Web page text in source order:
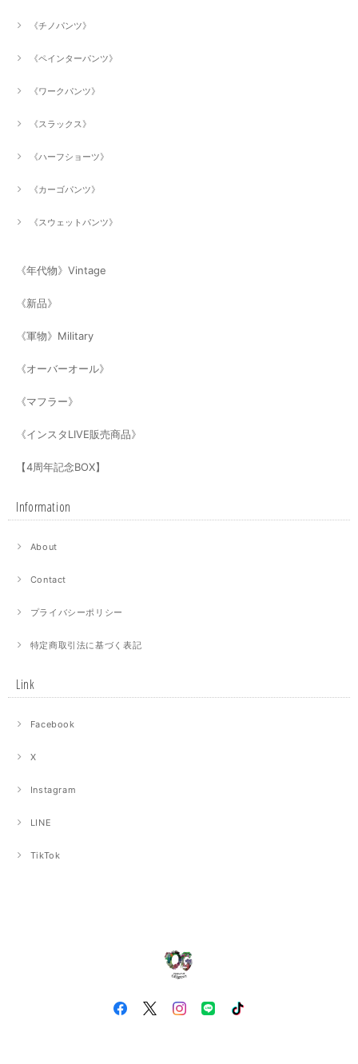
《チノパンツ》
《ペインターパンツ》
《ワークパンツ》
《スラックス》
《ハーフショーツ》
《カーゴパンツ》
《スウェットパンツ》
《年代物》Vintage
《新品》
《軍物》Military
《オーバーオール》
《マフラー》
《インスタLIVE販売商品》
【4周年記念BOX】
Information
About
Contact
プライバシーポリシー
特定商取引法に基づく表記
Link
Facebook
X
Instagram
LINE
TikTok